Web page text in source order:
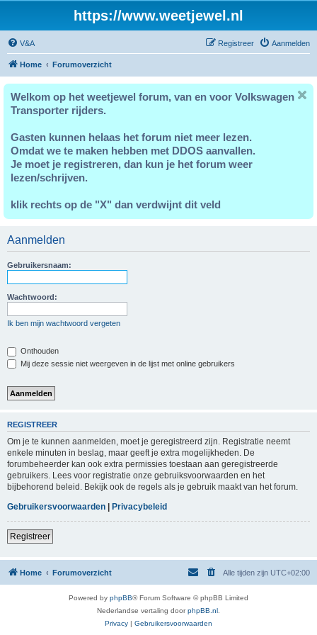
https://www.weetjewel.nl
V&A Aanmelden
Registreer
Home Forumoverzicht
Welkom op het weetjewel forum, van en voor Volkswagen
Transporter rijders.
Gasten kunnen helaas het forum niet meer lezen.
Omdat we te maken hebben met DDOS aanvallen.
Je moet je registreren, dan kun je het forum weer
lezen/schrijven.
klik rechts op de "X" dan verdwijnt dit veld
Aanmelden
Gebruikersnaam:
Wachtwoord:
Ik ben mijn wachtwoord vergeten
Onthouden
Mij deze sessie niet weergeven in de lijst met online gebruikers
REGISTREER
Om je te kunnen aanmelden, moet je geregistreerd zijn. Registratie neemt
enkele minuten in beslag, maar geeft je extra mogelijkheden. De
forumbeheerder kan ook extra permissies toestaan aan geregistreerde
gebruikers. Lees voor registratie onze gebruiksvoorwaarden en het
bijbehorend beleid. Bekijk ook de regels als je gebruik maakt van het forum.
Gebruikersvoorwaarden | Privacybeleid
Registreer
Home Forumoverzicht Alle tijden zijn UTC+02:00
Powered by phpBB® Forum Software © phpBB Limited
Nederlandse vertaling doorphpBB.nl
Privacy | Gebruikersvoorwaarden